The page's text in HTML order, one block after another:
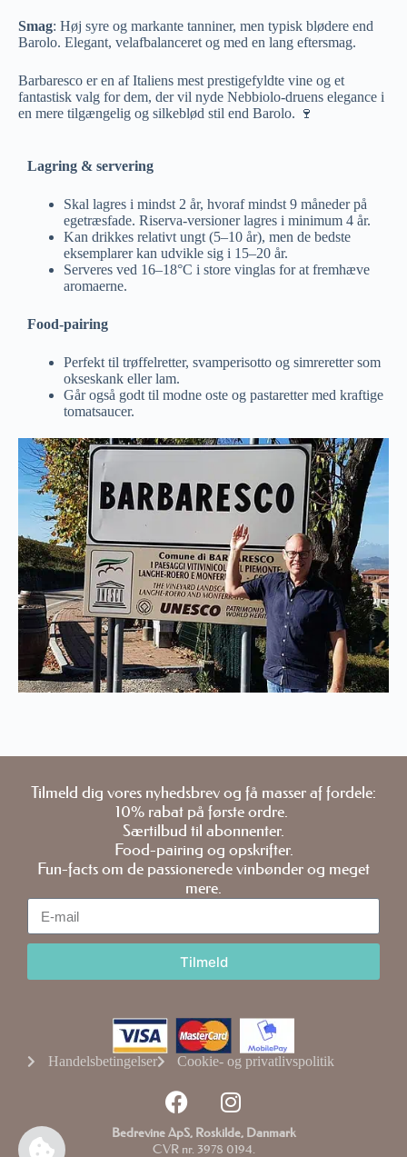
Smag: Høj syre og markante tanniner, men typisk blødere end
Barolo. Elegant, velafbalanceret og med en lang eftersmag.
Barbaresco er en af Italiens mest prestigefyldte vine og et
fantastisk valg for dem, der vil nyde Nebbiolo-druens elegance i
en mere tilgængelig og silkeblød stil end Barolo. 🍷
Lagring & servering
Skal lagres i mindst 2 år, hvoraf mindst 9 måneder på
egetræsfade. Riserva-versioner lagres i minimum 4 år.
Kan drikkes relativt ungt (5–10 år), men de bedste
eksemplarer kan udvikle sig i 15–20 år.
Serveres ved 16–18°C i store vinglas for at fremhæve
aromaerne.
Food-pairing
Perfekt til trøffelretter, svamperisotto og simreretter som
okseskank eller lam.
Går også godt til modne oste og pastaretter med kraftige
tomatsaucer.
Tilmeld dig vores nyhedsbrev og få masser af fordele:
10% rabat på første ordre.
Særtilbud til abonnenter.
Food-pairing og opskrifter.
Fun-facts om de passionerede vinbønder og meget
mere.
Tilmeld
Handelsbetingelser Cookie- og privatlivspolitik
Bedrevine ApS, Roskilde, Danmark
CVR nr. 3978 0194.